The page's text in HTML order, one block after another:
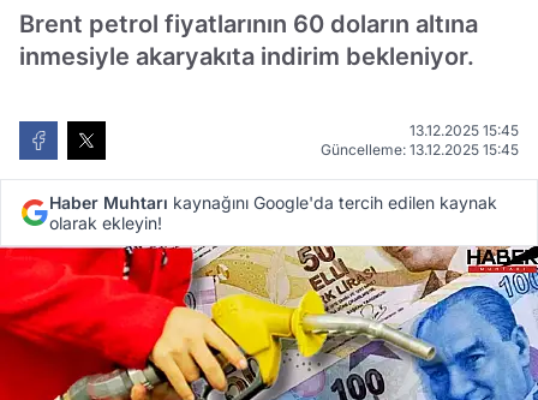
Brent petrol fiyatlarının 60 doların altına
inmesiyle akaryakıta indirim bekleniyor.
13.12.2025 15:45
Güncelleme: 13.12.2025 15:45
Haber Muhtarı kaynağını Google'da tercih edilen kaynak
olarak ekleyin!